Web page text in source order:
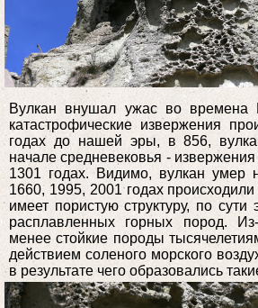
Вулкан внушал ужас во времена
катастрофические извержения
годах до нашей эры, в 856,
начале средневековья -
1301 годах. Видимо, вулкан умер
1660, 1995, 2001 годах
имеет пористую структуру, по
расплавленных горных пород.
менее стойкие породы
действием соленого морского
в результате чего образовались